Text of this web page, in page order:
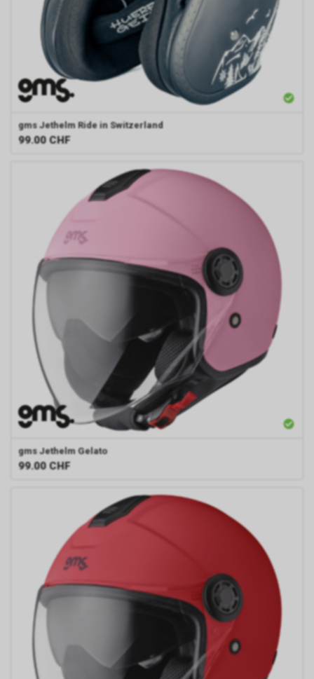
gms Jethelm Ride in Switzerland
99.00 CHF
gms Jethelm Gelato
99.00 CHF